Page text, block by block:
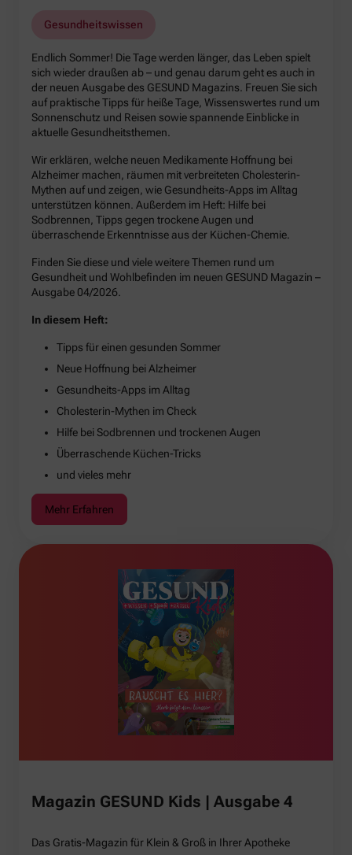
Gesundheitswissen
Endlich Sommer! Die Tage werden länger, das Leben spielt
sich wieder draußen ab – und genau darum geht es auch in
der neuen Ausgabe des GESUND Magazins. Freuen Sie sich
auf praktische Tipps für heiße Tage, Wissenswertes rund um
Sonnenschutz und Reisen sowie spannende Einblicke in
aktuelle Gesundheitsthemen.
Wir erklären, welche neuen Medikamente Hoffnung bei
Alzheimer machen, räumen mit verbreiteten Cholesterin-
Mythen auf und zeigen, wie Gesundheits-Apps im Alltag
unterstützen können. Außerdem im Heft: Hilfe bei
Sodbrennen, Tipps gegen trockene Augen und
überraschende Erkenntnisse aus der Küchen-Chemie.
Finden Sie diese und viele weitere Themen rund um
Gesundheit und Wohlbefinden im neuen GESUND Magazin –
Ausgabe 04/2026.
In diesem Heft:
Tipps für einen gesunden Sommer
Neue Hoffnung bei Alzheimer
Gesundheits-Apps im Alltag
Cholesterin-Mythen im Check
Hilfe bei Sodbrennen und trockenen Augen
Überraschende Küchen-Tricks
und vieles mehr
Mehr Erfahren
Magazin GESUND Kids | Ausgabe 4
Das Gratis-Magazin für Klein & Groß in Ihrer Apotheke